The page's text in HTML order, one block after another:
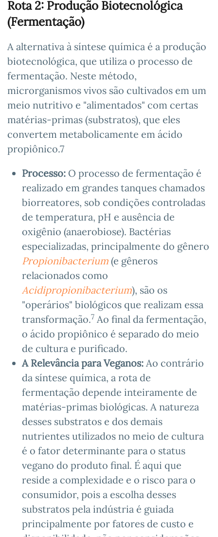
Rota 2: Produção Biotecnológica
(Fermentação)
A alternativa à síntese química é a produção
biotecnológica, que utiliza o processo de
fermentação. Neste método,
microrganismos vivos são cultivados em um
meio nutritivo e "alimentados" com certas
matérias-primas (substratos), que eles
convertem metabolicamente em ácido
propiônico.7
Processo: O processo de fermentação é
realizado em grandes tanques chamados
biorreatores, sob condições controladas
de temperatura, pH e ausência de
oxigênio (anaerobiose). Bactérias
especializadas, principalmente do gênero
Propionibacterium (e gêneros
relacionados como
Acidipropionibacterium), são os
"operários" biológicos que realizam essa
transformação.7 Ao final da fermentação,
o ácido propiônico é separado do meio
de cultura e purificado.
A Relevância para Veganos: Ao contrário
da síntese química, a rota de
fermentação depende inteiramente de
matérias-primas biológicas. A natureza
desses substratos e dos demais
nutrientes utilizados no meio de cultura
é o fator determinante para o status
vegano do produto final. É aqui que
reside a complexidade e o risco para o
consumidor, pois a escolha desses
substratos pela indústria é guiada
principalmente por fatores de custo e